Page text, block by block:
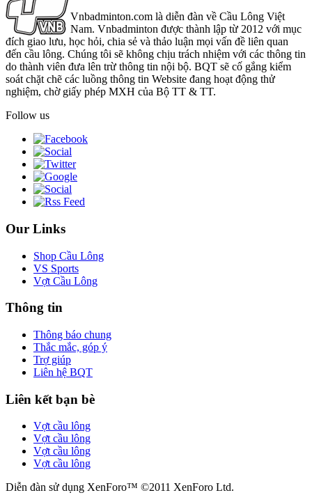
Vnbadminton.com là diễn đàn về Cầu Lông Việt
Nam. Vnbadminton được thành lập từ 2012 với mục
đích giao lưu, học hỏi, chia sẻ và thảo luận mọi vấn đề liên quan
đến cầu lông. Chúng tôi sẽ không chịu trách nhiệm với các thông tin
do thành viên đưa lên trừ thông tin nội bộ. BQT sẽ cố gắng kiểm
soát chặt chẽ các luồng thông tin Website đang hoạt động thử
nghiệm, chờ giấy phép MXH của Bộ TT & TT.
Follow us
Our Links
Shop Cầu Lông
VS Sports
Vợt Cầu Lông
Thông tin
Thông báo chung
Thắc mắc, góp ý
Trợ giúp
Liên hệ BQT
Liên kết bạn bè
Vợt cầu lông
Vợt cầu lông
Vợt cầu lông
Vợt cầu lông
Diễn đàn sử dụng XenForo™ ©2011 XenForo Ltd.